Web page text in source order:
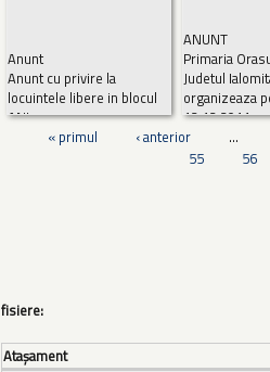
Anunt
Anunt cu privire la
locuintele libere in blocul
ANL.
http://www.votlegal.mai.gov.ro/
ANUNT
Primaria
Judetul
organizeaza
12.12.2011,
sala de
Consiliului
« primul ‹ anterior
…
55
56
fisiere:
Ataşament